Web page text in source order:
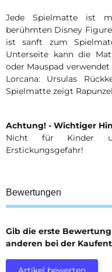
Jede Spielmatte ist
berühmten Disney
ist sanft zum
Unterseite kann die
oder Mauspad
Lorcana: Ursulas
Spielmatte zeigt
Achtung! - Wichtiger
Nicht für Kinder
Erstickungsgefahr!
Bewertungen
Gib die erste
anderen bei der